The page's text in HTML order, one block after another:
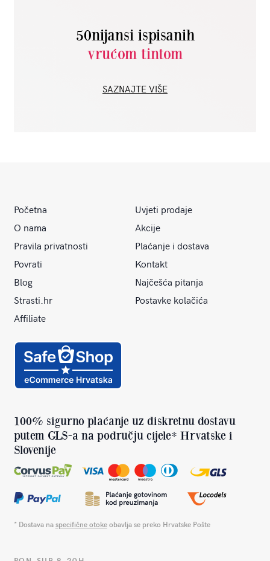
50nijansi ispisanih
vrućom tintom
SAZNAJTE VIŠE
Početna
Uvjeti prodaje
O nama
Akcije
Pravila privatnosti
Plaćanje i dostava
Povrati
Kontakt
Blog
Najčešća pitanja
Strasti.hr
Postavke kolačića
Affiliate
100% sigurno plaćanje uz diskretnu dostavu
putem GLS-a na području cijele* Hrvatske i
Slovenije
* Dostava naspecifične otokeobavlja se preko Hrvatske Pošte